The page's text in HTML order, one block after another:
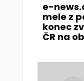
e-
mele z
konec
ČR na